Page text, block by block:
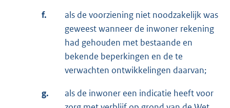
f.
als de voorziening niet noodzakelijk was
geweest wanneer de inwoner rekening
had gehouden met bestaande en
bekende beperkingen en de te
verwachten ontwikkelingen daarvan;
g.
als de inwoner een indicatie heeft voor